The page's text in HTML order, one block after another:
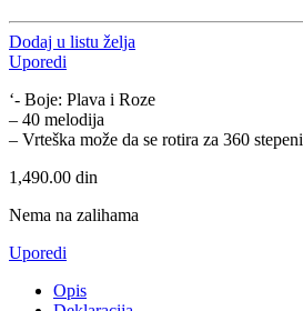
Dodaj u listu želja
Uporedi
‘- Boje: Plava i Roze
– 40 melodija
– Vrteška može da se rotira za 360 stepeni
1,490.00 din
Nema na zalihama
Uporedi
Opis